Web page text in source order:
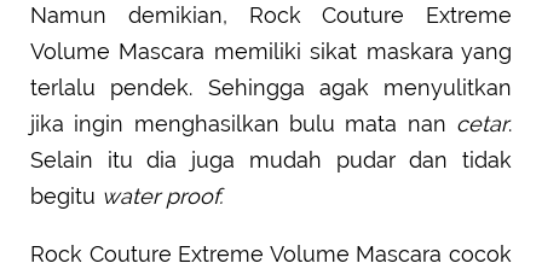
Namun demikian, Rock Couture Extreme
Volume Mascara memiliki sikat maskara yang
terlalu pendek. Sehingga agak menyulitkan
jika ingin menghasilkan bulu mata nan cetar.
Selain itu dia juga mudah pudar dan tidak
begitu water proof.
Rock Couture Extreme Volume Mascara cocok